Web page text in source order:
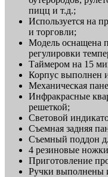
пицц и т.д.;
Используется на
и торговли;
Модель оснащена
регулировки
Таймером на 15
Корпус выполнен
Механическая
Инфракрасные
решеткой;
Световой
Съемная задняя
Съемный поддон
4 резиновые
Приготовление
Ручки выполнены